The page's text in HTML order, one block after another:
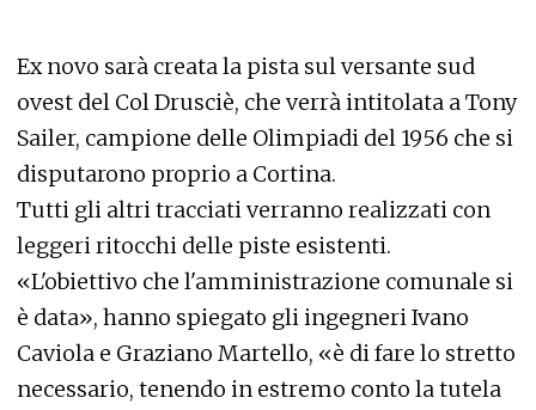
Ex novo sarà creata la pista sul versante sud
ovest del Col Drusciè, che verrà intitolata a Tony
Sailer, campione delle Olimpiadi del 1956 che si
disputarono proprio a Cortina.
Tutti gli altri tracciati verranno realizzati con
leggeri ritocchi delle piste esistenti.
«L'obiettivo che l'amministrazione comunale si
è data», hanno spiegato gli ingegneri Ivano
Caviola e Graziano Martello, «è di fare lo stretto
necessario, tenendo in estremo conto la tutela